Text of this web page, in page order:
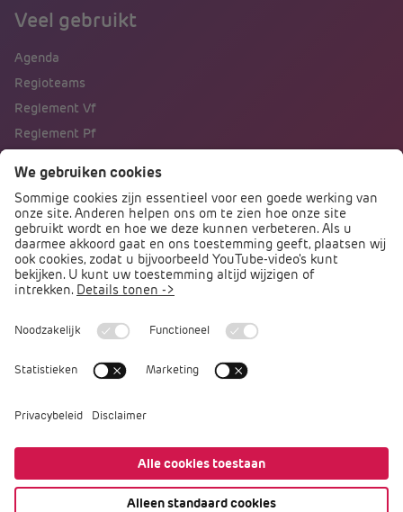
Veel gebruikt
Agenda
Regioteams
Reglement Vf
Reglement Pf
Direct naar
Podcast PO praat
Arbocatalogus PO
Arbomeester